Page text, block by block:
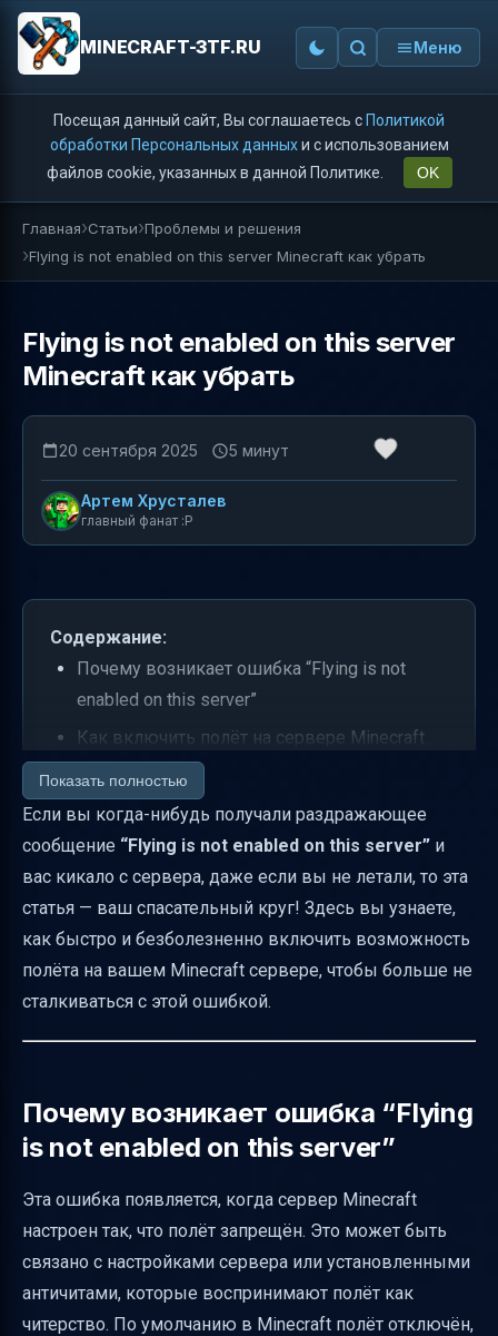
MINECRAFT-3TF.RU Меню
Посещая данный сайт, Вы соглашаетесь с Политикой
обработки Персональных данныхи с использованием
файлов cookie, указанных в данной Политике.
OK
Главная Статьи Проблемы и решения
Flying is not enabled on this server Minecraft как убрать
Flying is not enabled on this server
Minecraft как убрать
20 сентября 2025 5 минут
Артем Хрусталев
главный фанат :P
Содержание:
Почему возникает ошибка “Flying is not
enabled on this server”
Как включить полёт на сервере Minecraft
через Multicraft
Почему нужен перезапуск сервера
Как проверить, что полёт включён
Управление разрешениями на полёт
Возможные проблемы и их решение
Где находится файл server.properties и как
его редактировать
Что делать, если после включения полёта
проблемы не исчезли
Альтернативные способы включения
полёта
Итоговая таблица действий для включения
полёта
Показать полностью
Если вы когда-нибудь получали раздражающее
сообщение “Flying is not enabled on this server” и
вас кикало с сервера, даже если вы не летали, то эта
статья — ваш спасательный круг! Здесь вы узнаете,
как быстро и безболезненно включить возможность
полёта на вашем Minecraft сервере, чтобы больше не
сталкиваться с этой ошибкой.
Почему возникает ошибка “Flying
is not enabled on this server”
Эта ошибка появляется, когда сервер Minecraft
настроен так, что полёт запрещён. Это может быть
связано с настройками сервера или установленными
античитами, которые воспринимают полёт как
читерство. По умолчанию в Minecraft полёт отключён,